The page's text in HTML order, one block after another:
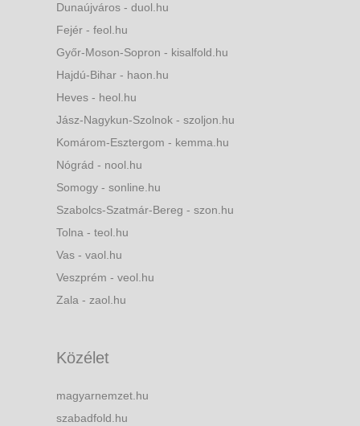
Dunaújváros - duol.hu
Fejér - feol.hu
Győr-Moson-Sopron - kisalfold.hu
Hajdú-Bihar - haon.hu
Heves - heol.hu
Jász-Nagykun-Szolnok - szoljon.hu
Komárom-Esztergom - kemma.hu
Nógrád - nool.hu
Somogy - sonline.hu
Szabolcs-Szatmár-Bereg - szon.hu
Tolna - teol.hu
Vas - vaol.hu
Veszprém - veol.hu
Zala - zaol.hu
Közélet
magyarnemzet.hu
szabadfold.hu